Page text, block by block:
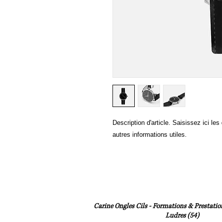
Description d'article. Saisissez ici
autres informations utiles.
Carine Ongles Cils - Formations &
Ludres (54)